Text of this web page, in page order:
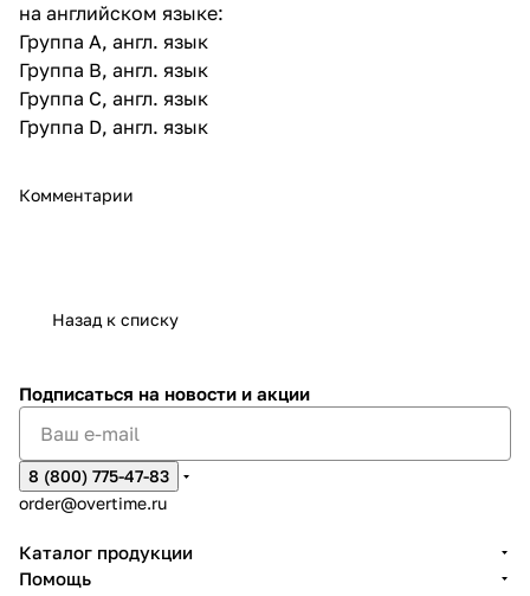
на английском языке:
Группа А, англ. язык
Группа В, англ. язык
Группа С, англ. язык
Группа D, англ. язык
Комментарии
Назад к списку
Подписаться на новости и акции
8 (800) 775-47-83
order@overtime.ru
Каталог продукции
Помощь